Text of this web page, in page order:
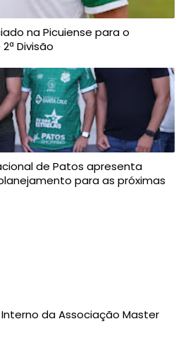
na Picuiense para o
Divisão
de Patos apresenta
para as próximas
da Associação Master